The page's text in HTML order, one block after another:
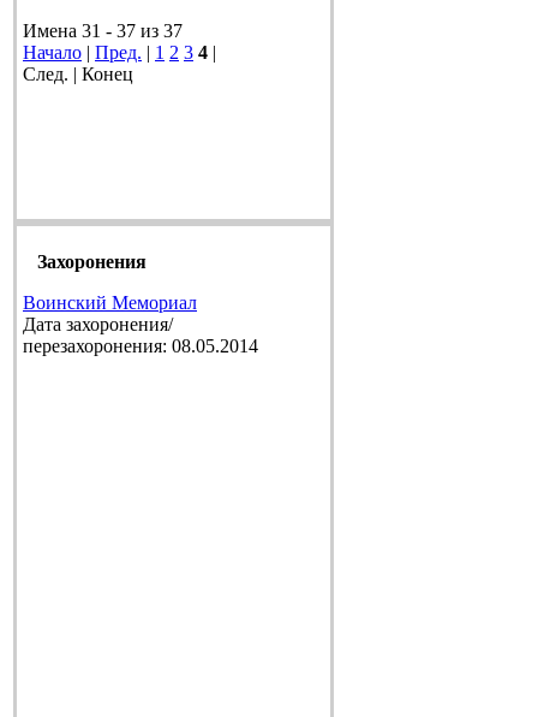
Имена 31 - 37 из 37
Начало | Пред. | 1 2 3 4 |
След. | Конец
Захоронения
Воинский Мемориал
Дата захоронения/
перезахоронения: 08.05.2014